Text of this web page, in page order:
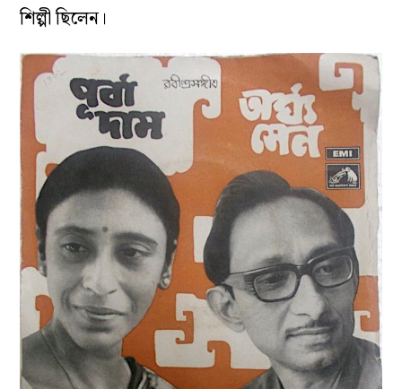
করতেন অর্ঘ্যর গান। এক রেকর্ডে দু’জনে যুগ্মকণ্ঠে
শুনিয়েছিলেন ‘ওগো কিশোর আজি তোমার দ্বারে’ আর
‘নীল অঞ্জনঘন পুঞ্জ ছায়ায় সম্বৃত অম্বর’। একটিতে যদি
বসন্তের অনুষঙ্গ, অন্যটিতে সঘন বর্ষার ছবি। পাশাপাশি
নবীন প্রজন্মের শিল্পীদের সঙ্গেও দ্বৈত কণ্ঠে গান
গেয়েছেন অর্ঘ্য। শ্রীনন্দা মুখোপাধ্যায়ের সঙ্গে ‘এ শুধু
অলসমায়া’, দেবারতি সোমের সঙ্গে ‘আলোকের এই
ঝরনাধারায়’। রবীন্দ্র গীতিনাট্যের দীর্ঘবাদন রেকর্ডে তিনি
অংশ নিয়েছিলেন, ‘বাল্মীকিপ্রতিভা’-য়। আর মঞ্চে
মঞ্জুশ্রী চাকী সরকারের ‘ড্যান্সার্স গিল্ড’, শান্তি বসুর
‘নৃত্যাঙ্গন’-এর বিভিন্ন নৃত্যনাট্য প্রযোজনায় তিনি নিয়মিত
শিল্পী ছিলেন।